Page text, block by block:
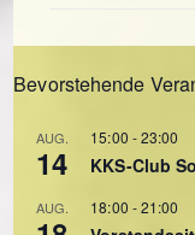
Bevorstehende
AUG.
14
15:00 -23:00
KKS-Club
AUG. 18:00 -21:00